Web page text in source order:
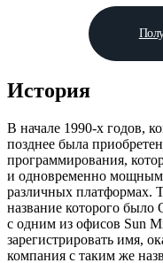
История
В начале 1990-х годов,
позднее была
программирования,
и одновременно мощным
различных платформах.
название которого было
с одним из офисов Sun
зарегистрировать имя,
компания с таким же